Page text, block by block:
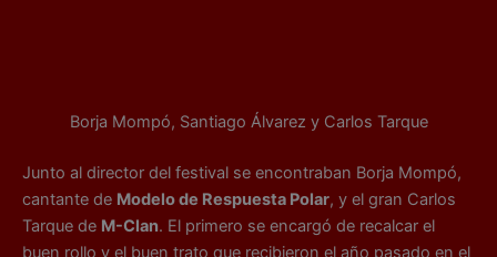
Borja Mompó, Santiago Álvarez y Carlos Tarque
Junto al director del festival se encontraban Borja Mompó,
cantante de Modelo de Respuesta Polar, y el gran Carlos
Tarque de M-Clan. El primero se encargó de recalcar el
buen rollo y el buen trato que recibieron el año pasado en el